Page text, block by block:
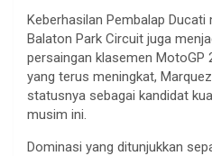
Keberhasilan Pembalap Ducati
Balaton Park Circuit juga
persaingan klasemen MotoGP
yang terus meningkat,
statusnya sebagai kandidat
musim ini.
Dominasi yang ditunjukkan